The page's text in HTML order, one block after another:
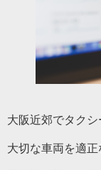
大阪近郊でタクシ
大切な車両を適